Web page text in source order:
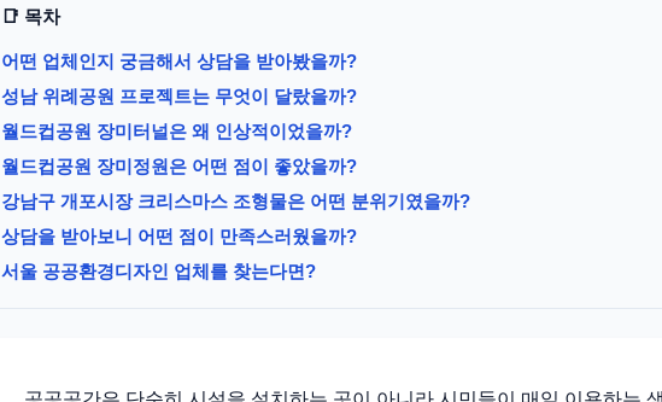
📑 목차
어떤 업체인지 궁금해서 상담을 받아봤을까?
성남 위례공원 프로젝트는 무엇이 달랐을까?
월드컵공원 장미터널은 왜 인상적이었을까?
월드컵공원 장미정원은 어떤 점이 좋았을까?
강남구 개포시장 크리스마스 조형물은 어떤 분위기였을까?
상담을 받아보니 어떤 점이 만족스러웠을까?
서울 공공환경디자인 업체를 찾는다면?